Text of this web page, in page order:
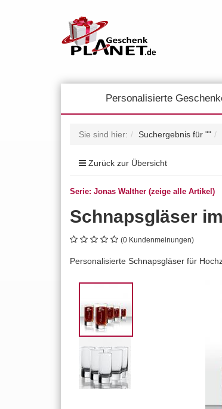
Personalisierte
Sie sind hier: Suchergebnis für ""
Zurück zur Übersicht
Serie: Jonas Walther (zeige alle Artikel)
Schnapsgläser
(0 Kundenmeinungen)
Personalisierte Schnapsgläser für